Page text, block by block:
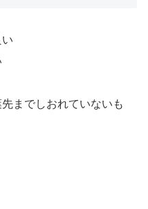
までしおれていないも